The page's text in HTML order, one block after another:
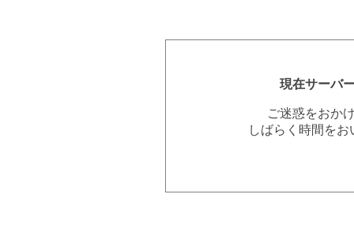
現在サーバ
ご迷惑をおか
しばらく時間を